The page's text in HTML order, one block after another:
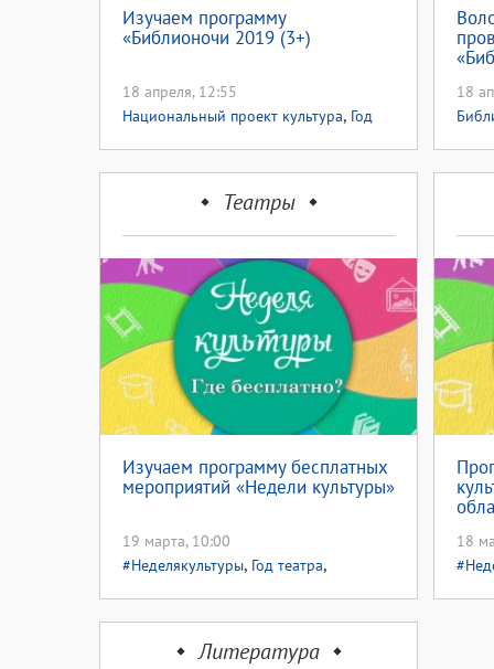
Изучаем программу
«Библионочи 2019 (3+)
18 апреля, 12:55
Национальный проект культура, Год
18
Театры
Изучаем программу бесплатных
мероприятий «Недели культуры»
19 марта, 10:00
#Неделякультуры, Год театра,
18
Литература